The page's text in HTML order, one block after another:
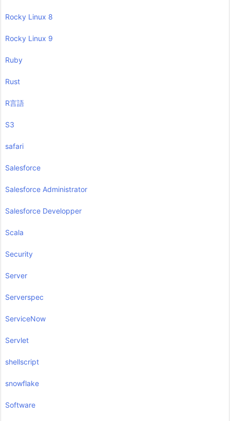
Rocky Linux 8
Rocky Linux 9
Ruby
Rust
R言語
S3
safari
Salesforce
Salesforce Administrator
Salesforce Developper
Scala
Security
Server
Serverspec
ServiceNow
Servlet
shellscript
snowflake
Software